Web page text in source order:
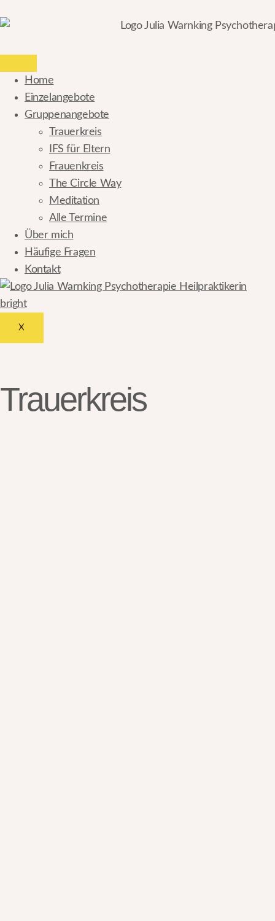
Home
Einzelangebote
Gruppenangebote
Trauerkreis
IFS für Eltern
Frauenkreis
The Circle Way
Meditation
Alle Termine
Über mich
Häufige Fragen
Kontakt
X
Trauerkreis